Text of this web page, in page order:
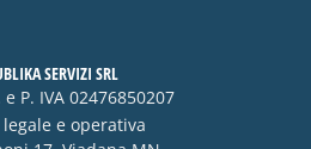
SERVIZI SRL
e P. IVA 02476850207
legale e operativa